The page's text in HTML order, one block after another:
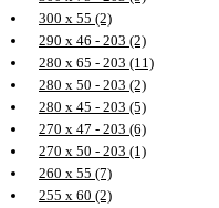
300 х 55 (2)
290 х 46 - 203 (2)
280 х 65 - 203 (11)
280 х 50 - 203 (2)
280 х 45 - 203 (5)
270 х 47 - 203 (6)
270 х 50 - 203 (1)
260 х 55 (7)
255 х 60 (2)